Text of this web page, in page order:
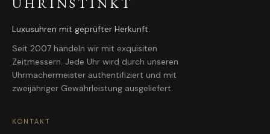
UHRINSTINKT
Luxusuhren mit geprüfter Herkunft.
Seit 2007 handeln wir mit exquisiten
Zeitmessern. Jede Uhr wird durch unseren
Uhrmachermeister authentifiziert und mit
zweijähriger Gewährleistung ausgeliefert.
KONTAKT